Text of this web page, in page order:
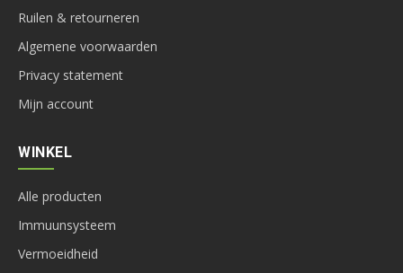
Ruilen & retourneren
Algemene voorwaarden
Privacy statement
Mijn account
WINKEL
Alle producten
Immuunsysteem
Vermoeidheid